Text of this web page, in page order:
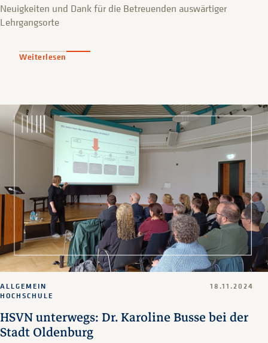
Neuigkeiten und Dank für die Betreuenden auswärtiger
Lehrgangsorte
Weiterlesen
HSVN unterwegs: Dr. Karoline Busse bei der
Stadt Oldenburg
ALLGEMEIN
HOCHSCHULE
18.11.2024